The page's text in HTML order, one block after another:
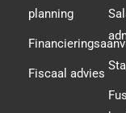
planning
Fiscaal advies